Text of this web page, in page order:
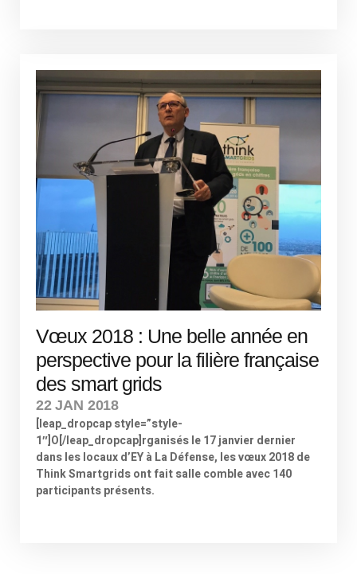
Vœux 2018 : Une belle année en
perspective pour la filière française
des smart grids
22 JAN 2018
[leap_dropcap style=”style-
1″]O[/leap_dropcap]rganisés le 17 janvier dernier
dans les locaux d’EY à La Défense, les vœux 2018 de
Think Smartgrids ont fait salle comble avec 140
participants présents.